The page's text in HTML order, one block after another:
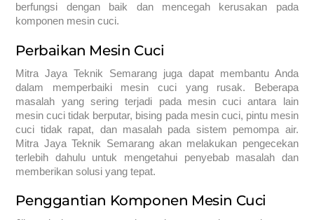
berfungsi dengan baik dan mencegah kerusakan pada
komponen mesin cuci.
Perbaikan Mesin Cuci
Mitra Jaya Teknik Semarang juga dapat membantu Anda
dalam memperbaiki mesin cuci yang rusak. Beberapa
masalah yang sering terjadi pada mesin cuci antara lain
mesin cuci tidak berputar, bising pada mesin cuci, pintu mesin
cuci tidak rapat, dan masalah pada sistem pemompa air.
Mitra Jaya Teknik Semarang akan melakukan pengecekan
terlebih dahulu untuk mengetahui penyebab masalah dan
memberikan solusi yang tepat.
Penggantian Komponen Mesin Cuci